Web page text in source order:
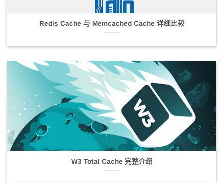
Redis Cache 与 Memcached Cache 详细比较
W3 Total Cache 完整介绍